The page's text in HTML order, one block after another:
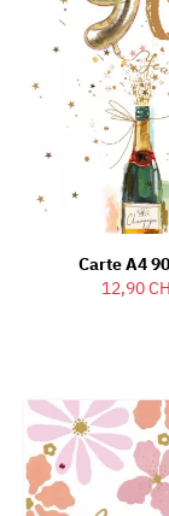
Carte A4
12,90